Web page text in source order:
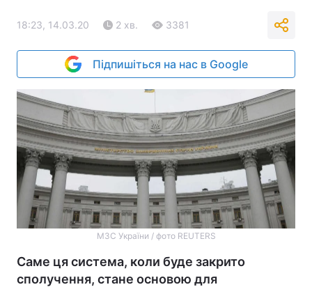
18:23, 14.03.20 2 хв. 3381
Підпишіться на нас в Google
МЗС України / фото REUTERS
Саме ця система, коли буде закрито
сполучення, стане основою для